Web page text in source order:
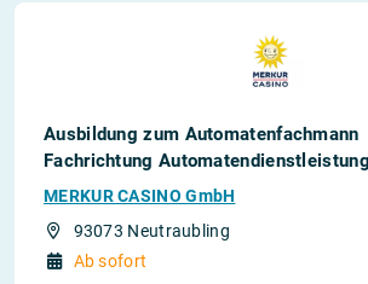
Ausbildung zum Automatenfachmann
Fachrichtung
MERKUR CASINO GmbH
93073 Neutraubling
Ab sofort